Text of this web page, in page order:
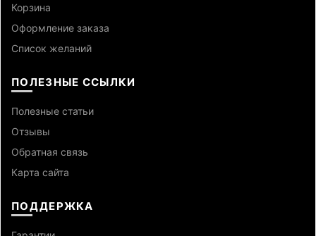
Корзина
Оформление заказа
Список желаний
ПОЛЕЗНЫЕ ССЫЛКИ
Полезные статьи
Отзывы
Обратная связь
Карта сайта
ПОДДЕРЖКА